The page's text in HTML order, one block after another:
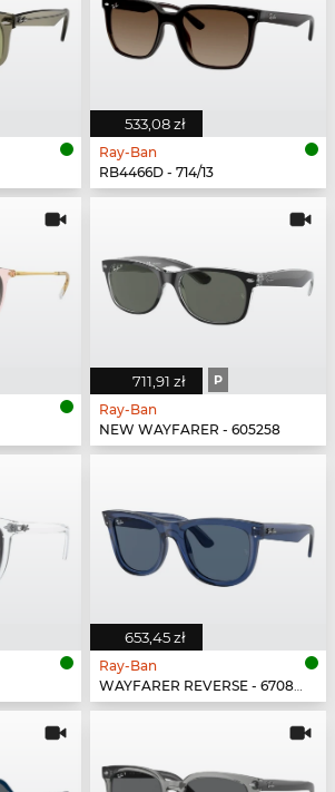
533,08 zł
Ray-Ban
RB4466D - 714/13
711,91 zł P
Ray-Ban
NEW WAYFARER - 605258
653,45 zł
Ray-Ban
WAYFARER REVERSE - 67083A